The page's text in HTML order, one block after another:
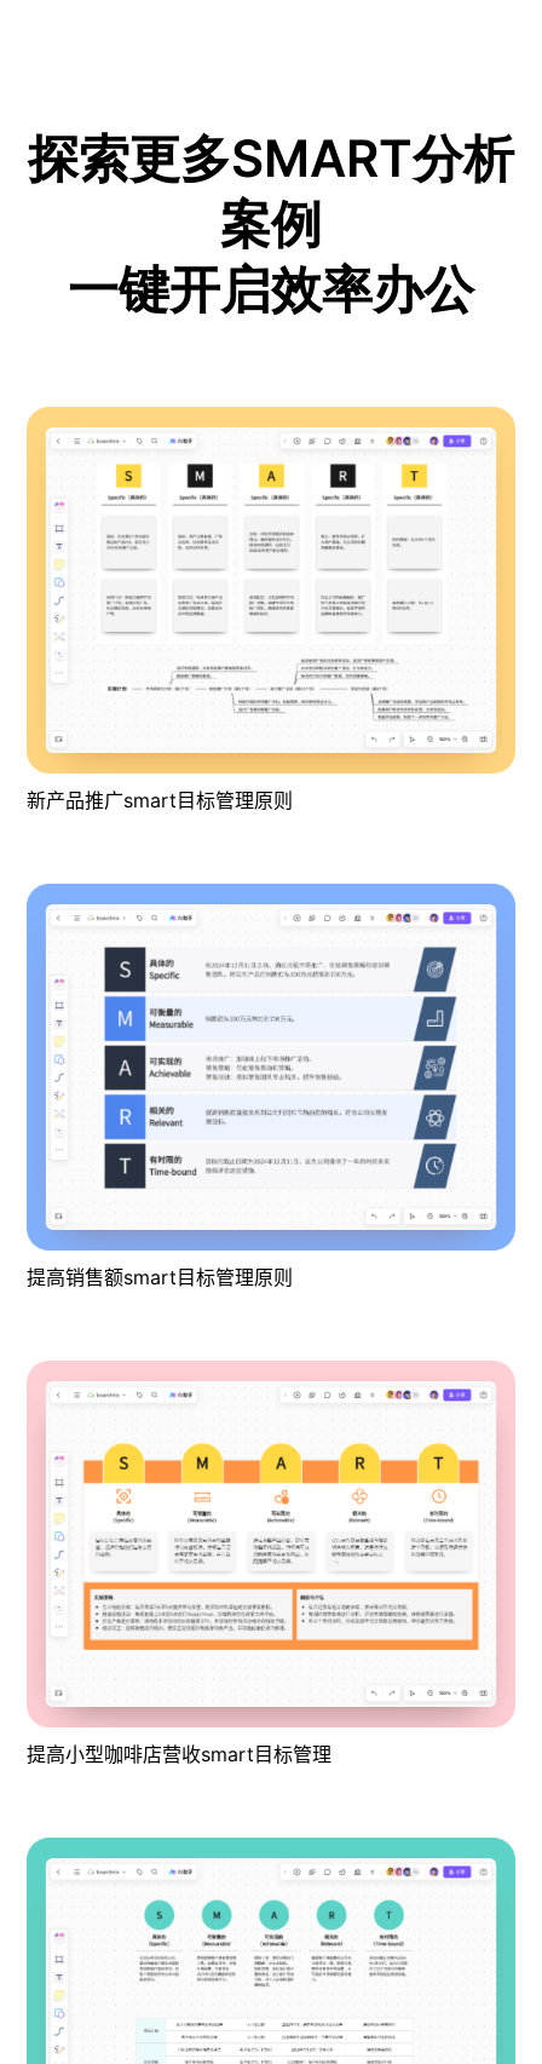
探索更多SMART分析
案例
一键开启效率办公
新产品推广smart目标管理原则
提高销售额smart目标管理原则
提高小型咖啡店营收smart目标管理